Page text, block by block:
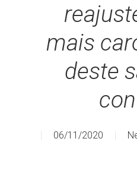
mais
deste
06/11/2020